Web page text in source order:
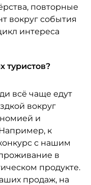
повторные
вокруг события
интереса
туристов?
всё чаще едут
вокруг
и
к
с нашим
в
продукте.
продаж, на